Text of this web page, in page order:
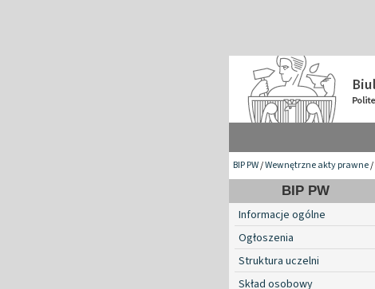
BIP PW/Wewnętrzne akty prawne/
BIP PW
Informacje ogólne
Ogłoszenia
Struktura uczelni
Skład osobowy